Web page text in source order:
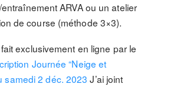
ARVA ou un atelier
de course (méthode 3×3).
fait exclusivement en ligne par le
Journée “Neige et
samedi 2 déc. 2023 J’ai joint